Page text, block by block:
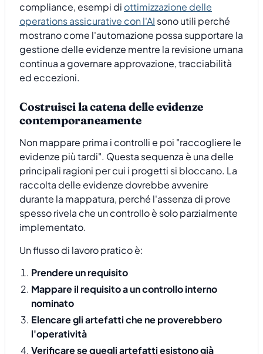
compliance, esempi di ottimizzazione delle
operations assicurative con l'AI sono utili perché
mostrano come l'automazione possa supportare la
gestione delle evidenze mentre la revisione umana
continua a governare approvazione, tracciabilità
ed eccezioni.
Costruisci la catena delle evidenze
contemporaneamente
Non mappare prima i controlli e poi "raccogliere le
evidenze più tardi". Questa sequenza è una delle
principali ragioni per cui i progetti si bloccano. La
raccolta delle evidenze dovrebbe avvenire
durante la mappatura, perché l'assenza di prove
spesso rivela che un controllo è solo parzialmente
implementato.
Un flusso di lavoro pratico è:
Prendere un requisito
Mappare il requisito a un controllo interno
nominato
Elencare gli artefatti che ne proverebbero
l'operatività
Verificare se quegli artefatti esistono già